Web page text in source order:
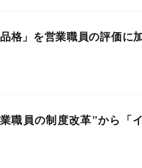
格」を営業職員の評価に
職員の制度改革”から「